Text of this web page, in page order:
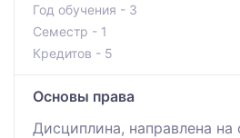
Год обучения - 3
Семестр - 1
Кредитов - 5
Основы права
Дисциплина, направлена